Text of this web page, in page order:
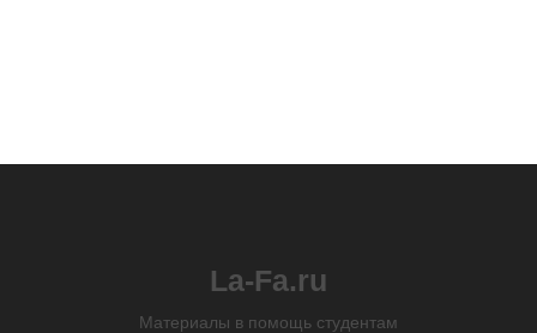
La-Fa.ru
Материалы в помощь студентам